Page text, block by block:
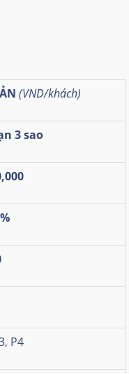
(VND/khách)
3 sao
P4